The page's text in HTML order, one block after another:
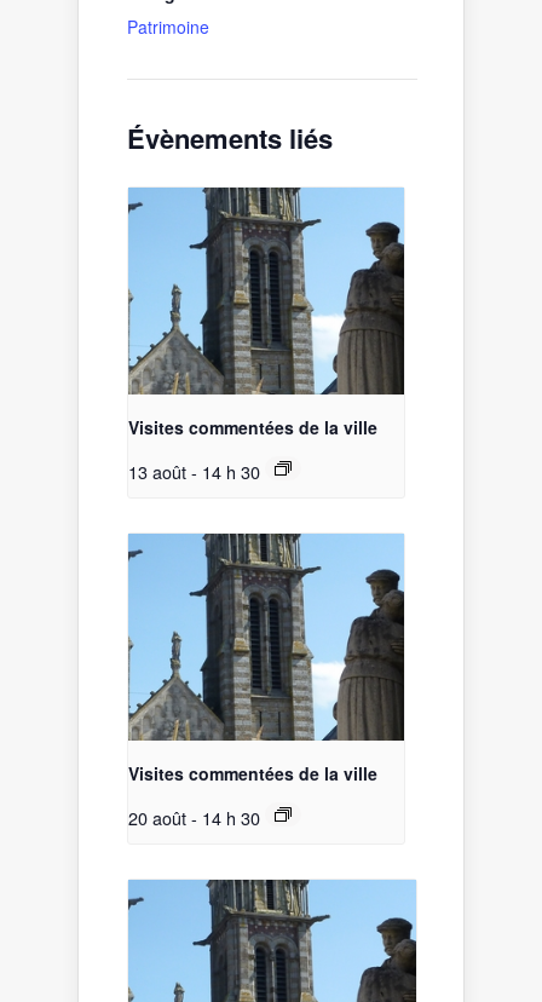
Patrimoine
Évènements liés
Visites commentées de la ville
13 août - 14 h 30
Visites commentées de la ville
20 août - 14 h 30